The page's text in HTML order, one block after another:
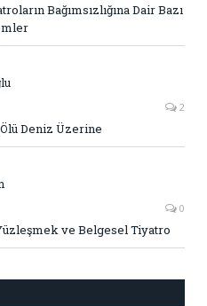
Bağımsızlığına Dair Bazı
2
Deniz Üzerine
0
ve Belgesel Tiyatro